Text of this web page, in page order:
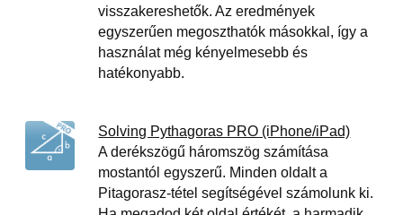
visszakereshetők. Az eredmények
egyszerűen megoszthatók másokkal, így a
használat még kényelmesebb és
hatékonyabb.
Solving Pythagoras PRO (iPhone/iPad)
A derékszögű háromszög számítása
mostantól egyszerű. Minden oldalt a
Pitagorasz-tétel segítségével számolunk ki.